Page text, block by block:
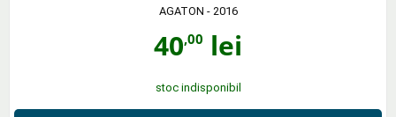
AGATON - 2016
40,00 lei
stoc indisponibil